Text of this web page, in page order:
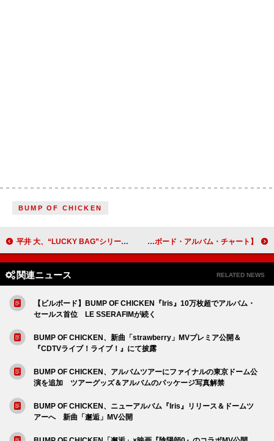
BUMP OF CHICKEN
平井 大、“LUCKY BAG”シリーズ第5弾EP『LUCKY BAG #5 “LIVE TAKES”』9/25リリース決定 【米ビルボード・アルバム・チャート】サブリナ・カーペンター3週連続No.1、デヴィッド・ギルモア初登場10位
関連ニュース RELATED NEWS
【ビルボード】BUMP OF CHICKEN『Iris』10万枚超でアルバム・
セールス首位 LE SSERAFIMが続く
BUMP OF CHICKEN、新曲「strawberry」MVプレミア公開＆
『CDTVライブ！ライブ！』にて披露
BUMP OF CHICKEN、アルバムツアーにファイナルの東京ドーム公
演を追加 ツアーグッズ＆アルバムのパッケージ写真解禁
BUMP OF CHICKEN、ニューアルバム『Iris』リリース＆ドームツ
アーへ 新曲「邂逅」MV公開